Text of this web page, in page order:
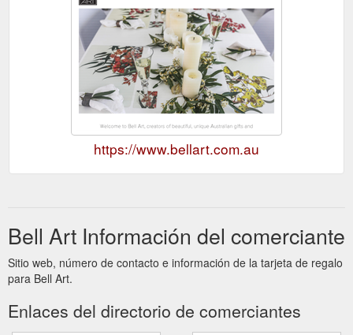
https://www.bellart.com.au
Bell Art Información del comerciante
Sitio web, número de contacto e información de la tarjeta de regalo
para Bell Art.
Enlaces del directorio de comerciantes